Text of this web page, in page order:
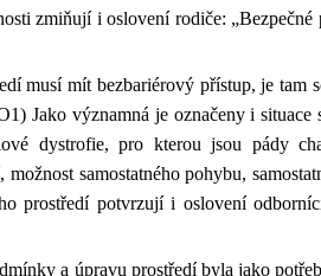
zmiňují i oslovení rodiče:
musí mít bezbariérový přístup, je tam
Jako významná je označeny i
dystrofie, pro kterou jsou pády
samostatného pohybu,
prostředí potvrzují i oslovení
a úpravu prostředí byla jako